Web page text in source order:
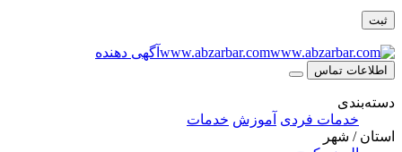
www.abzarbar.comآگهی دهنده
اطلاعات تماس
دسته‌بندی
خدمات فردی
آموزش خدمات
استان / شهر